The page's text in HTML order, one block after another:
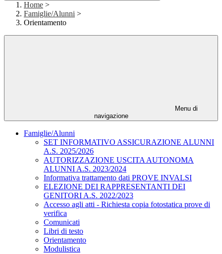
Home >
Famiglie/Alunni >
Orientamento
Menu di
navigazione
Famiglie/Alunni
SET INFORMATIVO ASSICURAZIONE ALUNNI
A.S. 2025/2026
AUTORIZZAZIONE USCITA AUTONOMA
ALUNNI A.S. 2023/2024
Informativa trattamento dati PROVE INVALSI
ELEZIONE DEI RAPPRESENTANTI DEI
GENITORI A.S. 2022/2023
Accesso agli atti - Richiesta copia fotostatica prove di
verifica
Comunicati
Libri di testo
Orientamento
Modulistica